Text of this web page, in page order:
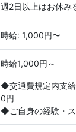
週2日以上はお休み
時給: 1,000円〜
時給1,000円～
◆交通費規定内支
0円
◆ご自身の経験・